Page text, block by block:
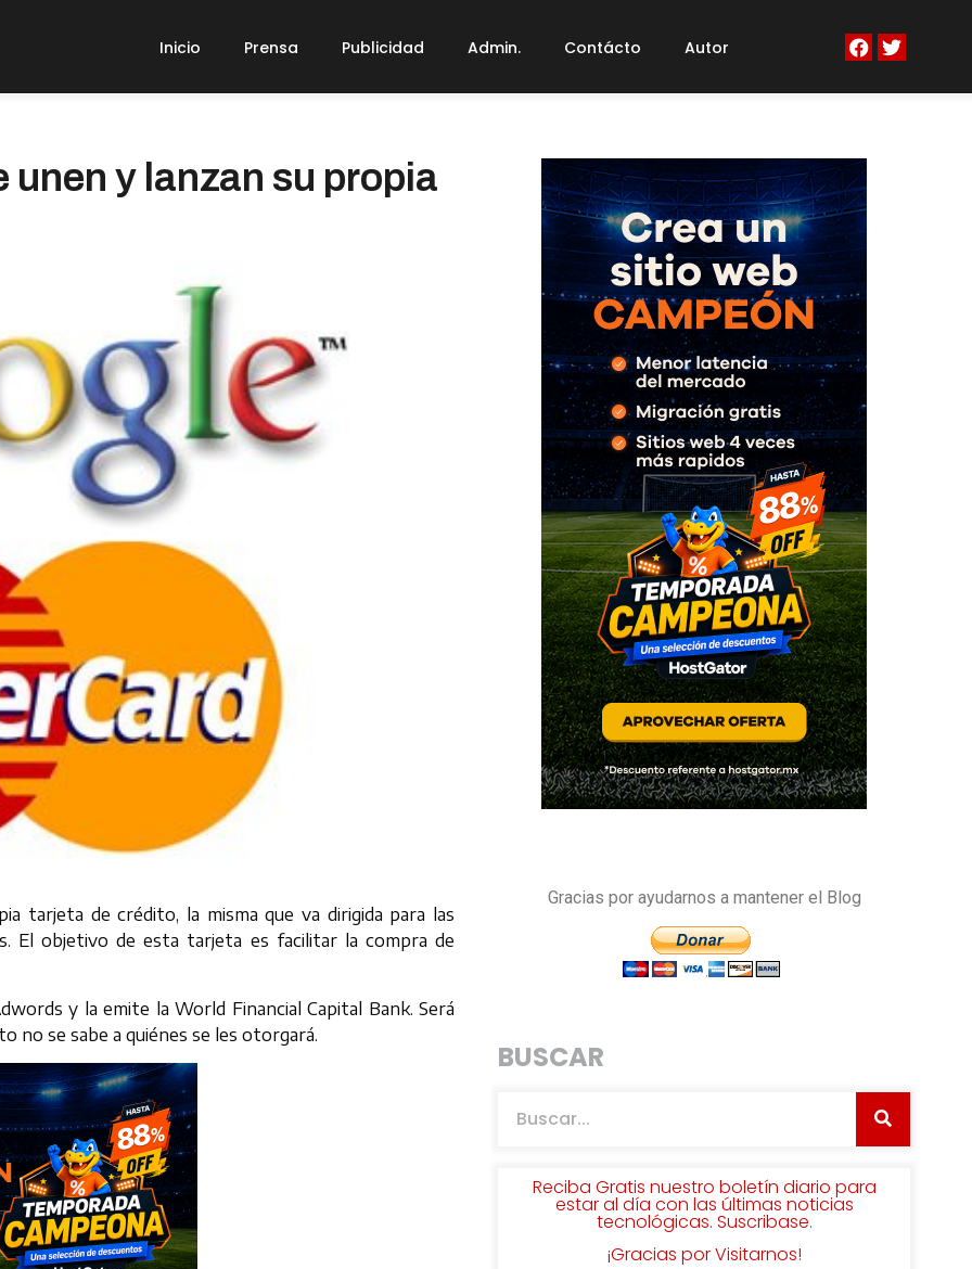
Inicio Prensa Publicidad Admin. Contácto Autor
y lanzan su propia
tarjeta de crédito, la misma que va dirigida para las
El objetivo de esta tarjeta es facilitar la compra de
y la emite la World Financial Capital Bank. Será
no se sabe a quiénes se les otorgará.
Gracias por ayudarnos a mantener el Blog
BUSCAR
Reciba Gratis nuestro boletín diario para
estar al día con las últimas noticias
tecnológicas. Suscribase.
¡Gracias por Visitarnos!